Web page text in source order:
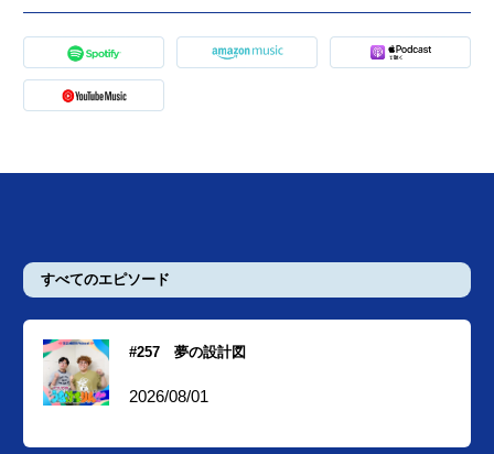
すべてのエピソード
#257 夢の設計図
2026/08/01